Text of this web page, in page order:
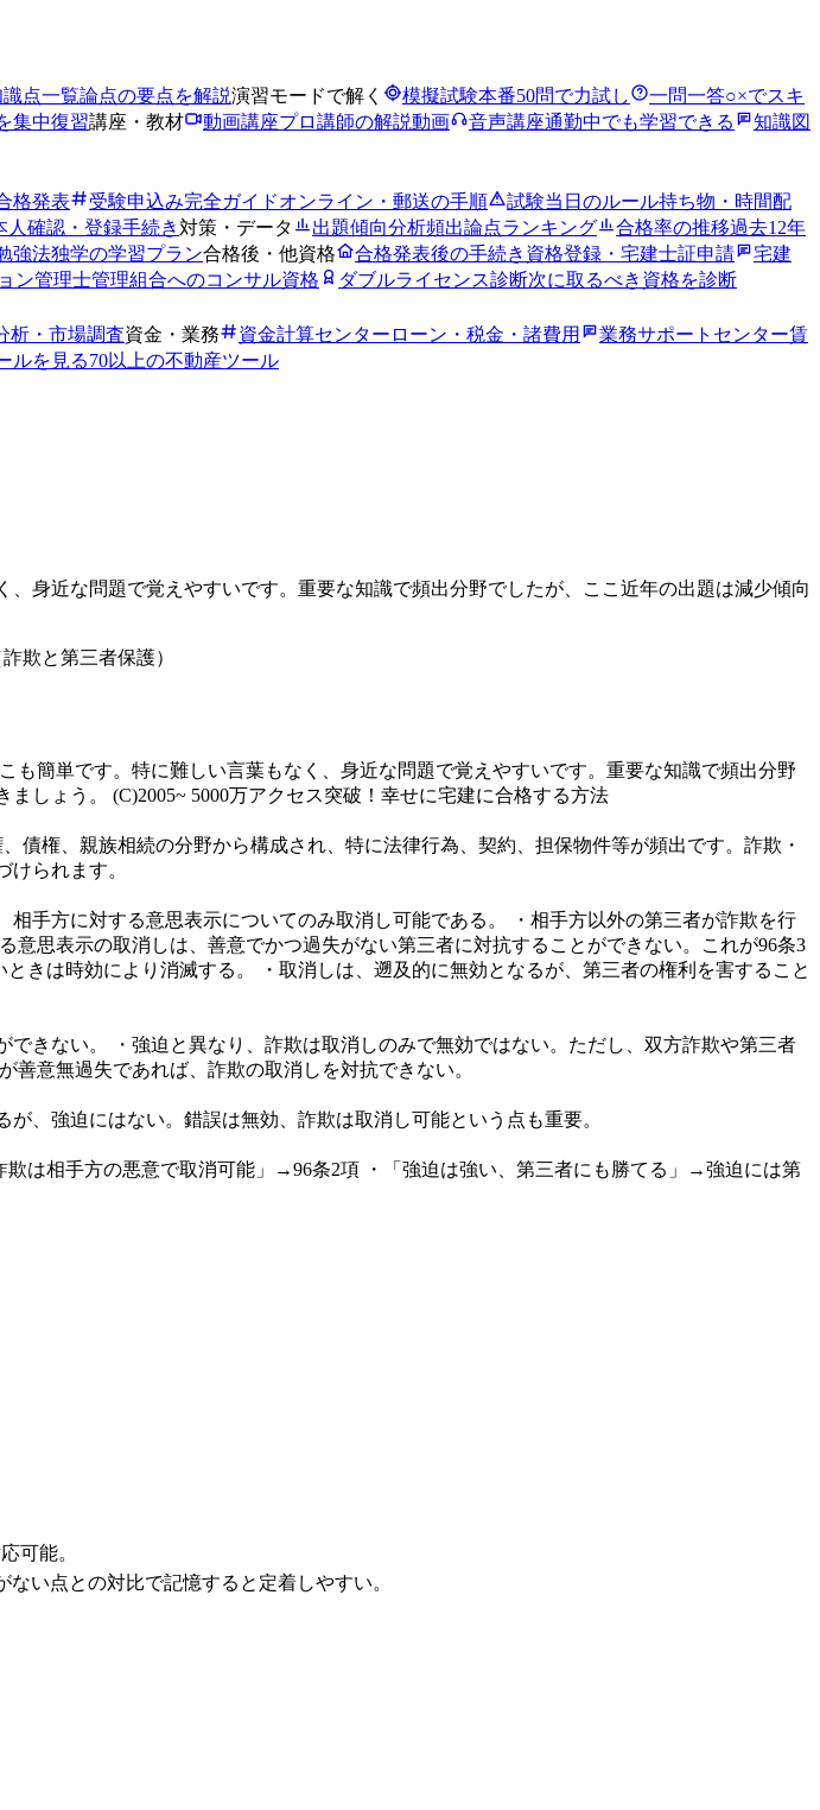
識点一覧論点の要点を解説演習モードで解く 模擬試験本番50問で力試し 一問一答○×でスキ
集中復習講座・教材 動画講座プロ講師の解説動画 音声講座通勤中でも学習できる
知識図
格発表 受験申込み完全ガイドオンライン・郵送の手順 試験当日のルール持ち物・時間配
人確認・登録手続き対策・データ 出題傾向分析頻出論点ランキング 合格率の推移過去12年
強法独学の学習プラン合格後・他資格 合格発表後の手続き 資格登録・宅建士証申請
宅建
ン管理士管理組合へのコンサル資格 ダブルライセンス診断次に取るべき資格を診断
析・市場調査資金・業務 資金計算センター ローン・税金・諸費用 業務サポートセンター賃
ルを見る70以上の不動産ツール
身近な問題で覚えやすいです。重要な知識で頻出分野でしたが、ここ近年の出題は減少傾向
欺と第三者保護）
簡単です。特に難しい言葉もなく、身近な問題で覚えやすいです。重要な知識で頻出分野
しょう。 (C)2005~ 5000万アクセス突破！幸せに宅建に合格する方法
権、親族相続の分野から構成され、特に法律行為、契約、担保物件等が頻出です。詐欺・
られます。
手方に対する意思表示についてのみ取消し可能である。 ・相手方以外の第三者が詐欺を行
思表示の取消しは、善意でかつ過失がない第三者に対抗することができない。これが96条3
きは時効により消滅する。 ・取消しは、遡及的に無効となるが、第三者の権利を害すること
きない。 ・強迫と異なり、詐欺は取消しのみで無効ではない。ただし、双方詐欺や第三者
意無過失であれば、詐欺の取消しを対抗できない。
、強迫にはない。錯誤は無効、詐欺は取消し可能という点も重要。
は相手方の悪意で取消可能」→96条2項 ・「強迫は強い、第三者にも勝てる」→強迫には第
可能。
い点との対比で記憶すると定着しやすい。